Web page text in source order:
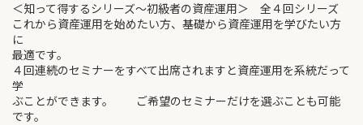
＜知って得するシリーズ～初級者の資産運用＞ 全４回シリーズ
これから資産運用を始めたい方、基礎から資産運用を学びたい方
に
最適です。
４回連続のセミナーをすべて出席されますと資産運用を系統だって
学
ぶことができます。 ご希望のセミナーだけを選ぶことも可能
です。